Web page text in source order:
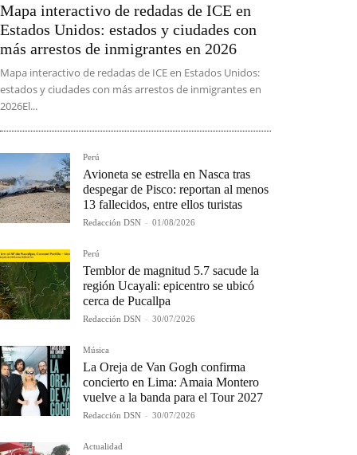
Mapa interactivo de redadas de ICE en
Estados Unidos: estados y ciudades con
más arrestos de inmigrantes en 2026
Mapa interactivo de redadas de ICE en Estados Unidos:
estados y ciudades con más arrestos de inmigrantes en
2026El...
Perú
Avioneta se estrella en Nasca tras
despegar de Pisco: reportan al menos
13 fallecidos, entre ellos turistas
Redacción DSN - 01/08/2026
Perú
Temblor de magnitud 5.7 sacude la
región Ucayali: epicentro se ubicó
cerca de Pucallpa
Redacción DSN - 30/07/2026
Música
La Oreja de Van Gogh confirma
concierto en Lima: Amaia Montero
vuelve a la banda para el Tour 2027
Redacción DSN - 30/07/2026
Actualidad